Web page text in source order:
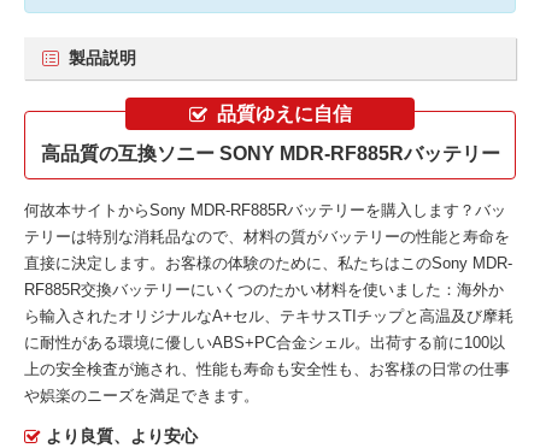
製品説明
品質ゆえに自信
高品質の互換ソニー SONY MDR-RF885Rバッテリー
何故本サイトからSony MDR-RF885Rバッテリーを購入します？バッ
テリーは特別な消耗品なので、材料の質がバッテリーの性能と寿命を
直接に決定します。お客様の体験のために、私たちはこのSony MDR-
RF885R交換バッテリーにいくつのたかい材料を使いました：海外か
ら輸入されたオリジナルなA+セル、テキサスTIチップと高温及び摩耗
に耐性がある環境に優しいABS+PC合金シェル。出荷する前に100以
上の安全検査が施され、性能も寿命も安全性も、お客様の日常の仕事
や娯楽のニーズを満足できます。
より良質、より安心